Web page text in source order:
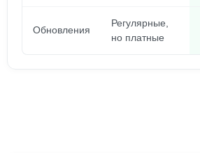
Обновления
Регулярные,
но платные